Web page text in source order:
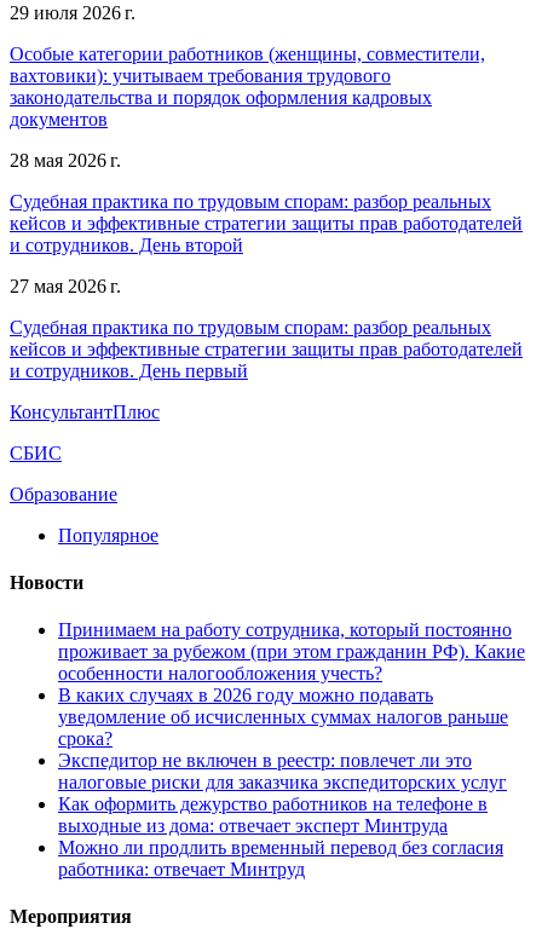
29 июля 2026 г.
Особые категории работников (женщины, совместители,
вахтовики): учитываем требования трудового
законодательства и порядок оформления кадровых
документов
28 мая 2026 г.
Судебная практика по трудовым спорам: разбор реальных
кейсов и эффективные стратегии защиты прав работодателей
и сотрудников. День второй
27 мая 2026 г.
Судебная практика по трудовым спорам: разбор реальных
кейсов и эффективные стратегии защиты прав работодателей
и сотрудников. День первый
КонсультантПлюс
СБИС
Образование
Популярное
Новости
Принимаем на работу сотрудника, который постоянно
проживает за рубежом (при этом гражданин РФ). Какие
особенности налогообложения учесть?
В каких случаях в 2026 году можно подавать
уведомление об исчисленных суммах налогов раньше
срока?
Экспедитор не включен в реестр: повлечет ли это
налоговые риски для заказчика экспедиторских услуг
Как оформить дежурство работников на телефоне в
выходные из дома: отвечает эксперт Минтруда
Можно ли продлить временный перевод без согласия
работника: отвечает Минтруд
Мероприятия